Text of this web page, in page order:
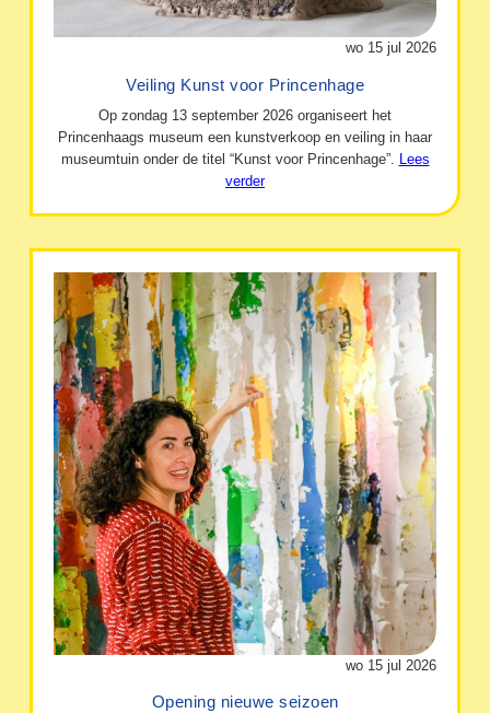
wo 15 jul 2026
Veiling Kunst voor Princenhage
Op zondag 13 september 2026 organiseert het
Princenhaags museum een kunstverkoop en veiling in haar
museumtuin onder de titel “Kunst voor Princenhage”. Lees
verder
wo 15 jul 2026
Opening nieuwe seizoen